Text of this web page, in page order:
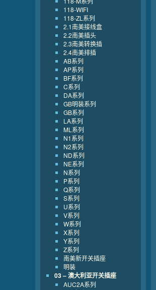
118-WIFI
118-ZL系列
2.1南美接线盒
2.2南美插头
2.3南美转换插
2.4南美排插
AB系列
AP系列
BF系列
C系列
DA系列
GB明装系列
GB系列
LA系列
ML系列
N1系列
N2系列
ND系列
NE系列
N系列
P系列
Q系列
S系列
U系列
V系列
W系列
X系列
Y系列
Z系列
南美新开关插座
明装
03 – 澳大利亚开关插座
AUC2A系列